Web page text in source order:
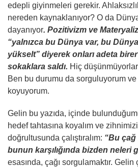
edepli giyinmeleri gerekir.
nereden kaynaklanıyor? O da
dayanıyor. Pozitivizm ve
“yalnızca bu Dünya var, bu
yükselt” diyerek onları adeta
sokaklara saldı. Hiç
Ben bu durumu da sorguluyorum ve
koyuyorum.
Gelin bu yazıda, içinde
hedef tahtasına koyalım ve
doğrultusunda çalıştıralım: “Bu
bunun karşılığında bizden neleri
esasında, çağı sorgulamaktır. Gelin